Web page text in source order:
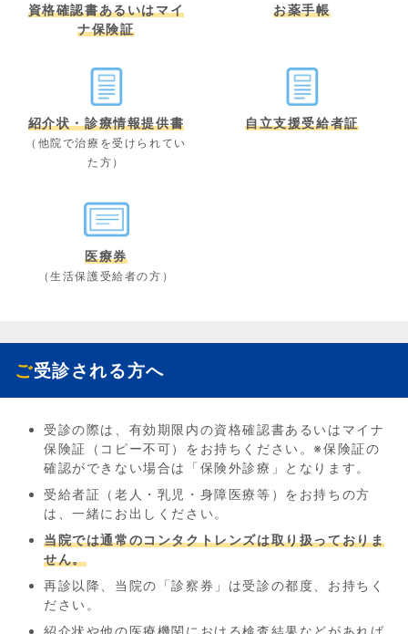
資格確認書あるいはマイ
ナ保険証
お薬手帳
紹介状・診療情報提供書
（他院で治療を受けられてい
た方）
自立支援受給者証
医療券
（生活保護受給者の方）
ご受診される方へ
受診の際は、有効期限内の資格確認書あるいはマイナ
保険証（コピー不可）をお持ちください。※保険証の
確認ができない場合は「保険外診療」となります。
受給者証（老人・乳児・身障医療等）をお持ちの方
は、一緒にお出しください。
当院では通常のコンタクトレンズは取り扱っておりま
せん。
再診以降、当院の「診察券」は受診の都度、お持ちく
ださい。
紹介状や他の医療機関における検査結果などがあれば